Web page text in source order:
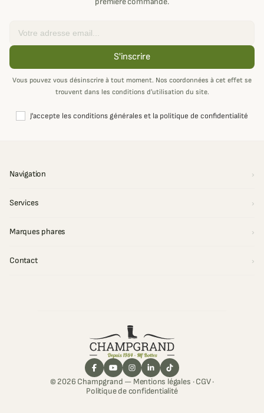
S'inscrire
Vous pouvez vous désinscrire à tout moment. Nos coordonnées à cet effet se
trouvent dans les conditions d’utilisation du site.
J'accepte les conditions générales et la politique de confidentialité
Navigation
Services
Marques phares
Contact
© 2026 Champgrand — Mentions légales ·CGV·
Politique de confidentialité